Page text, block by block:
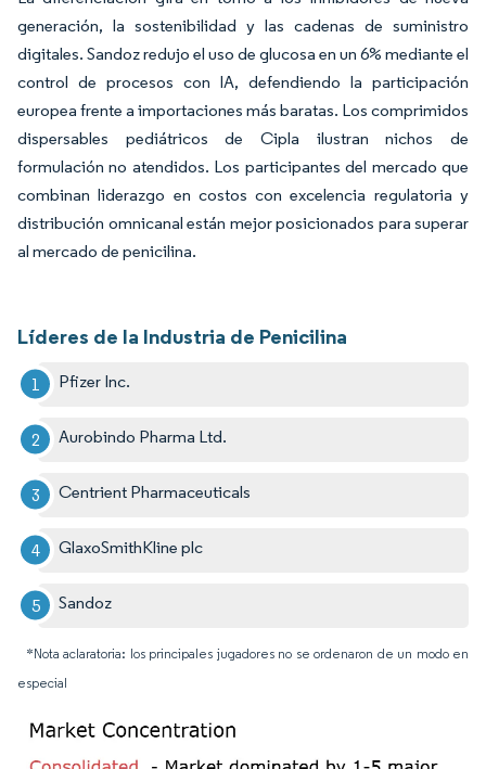
generación, la sostenibilidad y las cadenas de suministro
digitales. Sandoz redujo el uso de glucosa en un 6% mediante el
control de procesos con IA, defendiendo la participación
europea frente a importaciones más baratas. Los comprimidos
dispersables pediátricos de Cipla ilustran nichos de
formulación no atendidos. Los participantes del mercado que
combinan liderazgo en costos con excelencia regulatoria y
distribución omnicanal están mejor posicionados para superar
al mercado de penicilina.
Líderes de la Industria de Penicilina
Pfizer Inc.
Aurobindo Pharma Ltd.
Centrient Pharmaceuticals
GlaxoSmithKline plc
Sandoz
*Nota aclaratoria: los principales jugadores no se ordenaron de un modo en
especial